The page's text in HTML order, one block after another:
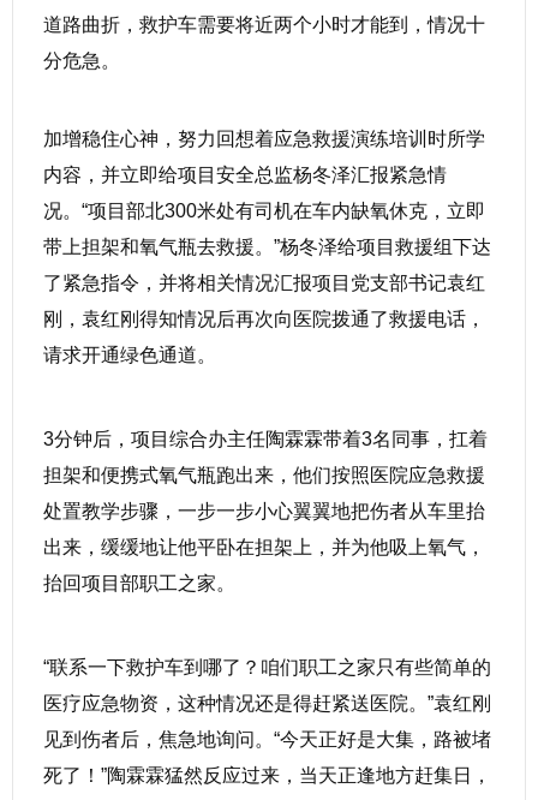
道路曲折，救护车需要将近两个小时才能到，情况十
分危急。
加增稳住心神，努力回想着应急救援演练培训时所学
内容，并立即给项目安全总监杨冬泽汇报紧急情
况。“项目部北300米处有司机在车内缺氧休克，立即
带上担架和氧气瓶去救援。”杨冬泽给项目救援组下达
了紧急指令，并将相关情况汇报项目党支部书记袁红
刚，袁红刚得知情况后再次向医院拨通了救援电话，
请求开通绿色通道。
3分钟后，项目综合办主任陶霖霖带着3名同事，扛着
担架和便携式氧气瓶跑出来，他们按照医院应急救援
处置教学步骤，一步一步小心翼翼地把伤者从车里抬
出来，缓缓地让他平卧在担架上，并为他吸上氧气，
抬回项目部职工之家。
“联系一下救护车到哪了？咱们职工之家只有些简单的
医疗应急物资，这种情况还是得赶紧送医院。”袁红刚
见到伤者后，焦急地询问。“今天正好是大集，路被堵
死了！”陶霖霖猛然反应过来，当天正逢地方赶集日，